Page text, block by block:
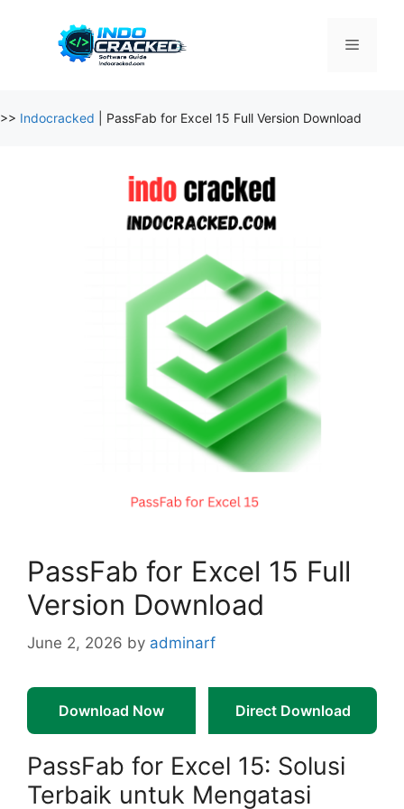
Menu
>> Indocracked PassFab for Excel 15 Full Version Download
PassFab for Excel 15 Full
Version Download
June 2, 2026 by adminarf
Download Now Direct Download
PassFab for Excel 15: Solusi
Terbaik untuk Mengatasi